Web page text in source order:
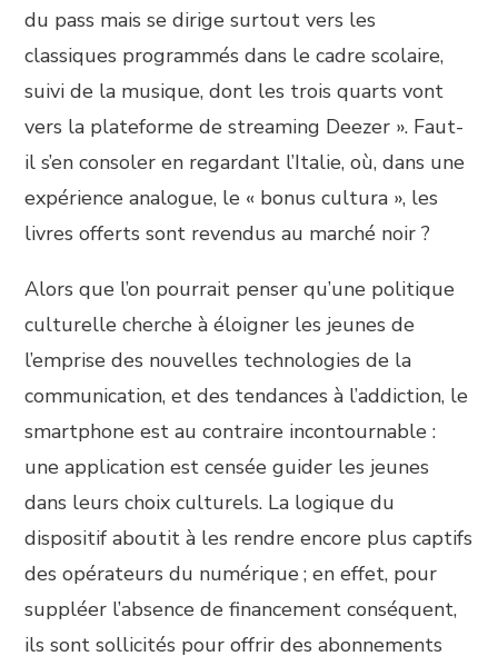
du pass mais se dirige surtout vers les
classiques programmés dans le cadre scolaire,
suivi de la musique, dont les trois quarts vont
vers la plateforme de streaming Deezer ». Faut-
il s’en consoler en regardant l’Italie, où, dans une
expérience analogue, le « bonus cultura », les
livres offerts sont revendus au marché noir ?
Alors que l’on pourrait penser qu’une politique
culturelle cherche à éloigner les jeunes de
l’emprise des nouvelles technologies de la
communication, et des tendances à l’addiction, le
smartphone est au contraire incontournable :
une application est censée guider les jeunes
dans leurs choix culturels. La logique du
dispositif aboutit à les rendre encore plus captifs
des opérateurs du numérique ; en effet, pour
suppléer l’absence de financement conséquent,
ils sont sollicités pour offrir des abonnements